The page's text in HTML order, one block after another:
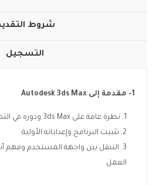
شروط
التسجيل
1- مقدمة إلى
نظرة عامة على 3ds Max ودوره في التصميم المعماري
تثبيت البرنامج وإعداداته الأولية
التنقل بين واجهة المستخدم
العمل